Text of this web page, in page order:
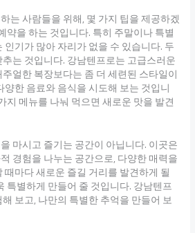
는 사람들을 위해, 몇 가지 팁을 제공하겠
약을 하는 것입니다. 특히 주말이나 특별
기가 많아 자리가 없을 수 있습니다. 두
는 것입니다. 강남텐프로는 고급스러운
얼한 복장보다는 좀 더 세련된 스타일이
한 음료와 음식을 시도해 보는 것입니
지 메뉴를 나눠 먹으면 새로운 맛을 발견
마시고 즐기는 공간이 아닙니다. 이곳은
경험을 나누는 공간으로, 다양한 매력을
마다 새로운 즐길 거리를 발견하게 될
특별하게 만들어 줄 것입니다. 강남텐프
보고, 나만의 특별한 추억을 만들어 보